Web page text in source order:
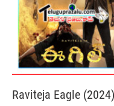
Raviteja Eagle